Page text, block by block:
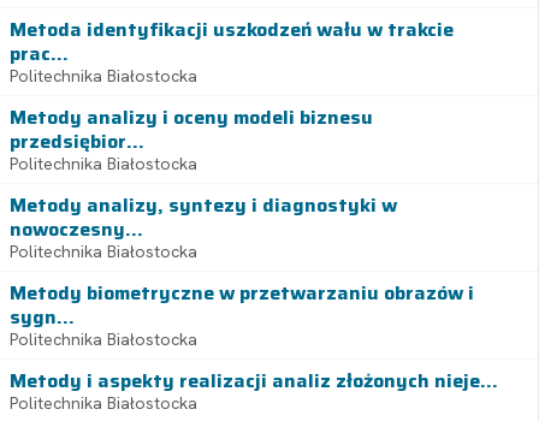
Metoda identyfikacji uszkodzeń wału w trakcie
prac...
Politechnika Białostocka
Metody analizy i oceny modeli biznesu
przedsiębior...
Politechnika Białostocka
Metody analizy, syntezy i diagnostyki w
nowoczesny...
Politechnika Białostocka
Metody biometryczne w przetwarzaniu obrazów i
sygn...
Politechnika Białostocka
Metody i aspekty realizacji analiz złożonych nieje...
Politechnika Białostocka